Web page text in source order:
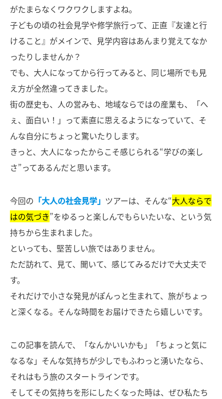
がたまらなくワクワクしますよね。
子どもの頃の社会見学や修学旅行って、正直『友達と行
けること』がメインで、見学内容はあんまり覚えてなか
ったりしませんか？
でも、大人になってから行ってみると、同じ場所でも見
え方が全然違ってきました。
街の歴史も、人の営みも、地域ならではの産業も、「へ
ぇ、面白い！」って素直に思えるようになっていて、そ
んな自分にちょっと驚いたりします。
きっと、大人になったからこそ感じられる“学びの楽し
さ”ってあるんだと思います。
今回の 「大人の社会見学」 ツアーは、そんな“大人ならで
はの気づき”をゆるっと楽しんでもらいたいな、という気
持ちから生まれました。
といっても、堅苦しい旅ではありません。
ただ訪れて、見て、聞いて、感じてみるだけで大丈夫で
す。
それだけで小さな発見がぽんっと生まれて、旅がちょっ
と深くなる。そんな時間をお届けできたら嬉しいです。
この記事を読んで、「なんかいいかも」「ちょっと気に
なるな」そんな気持ちが少しでもふわっと湧いたなら、
それはもう旅のスタートラインです。
そしてその気持ちを形にしたくなった時は、ぜひ私たち